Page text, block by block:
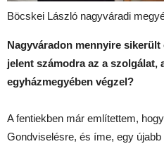
Böcskei László nagyváradi
Nagyváradon mennyire
jelent számodra az a szolgálat,
egyházmegyében végzel?
A fentiekben már említettem,
Gondviselésre, és íme, egy